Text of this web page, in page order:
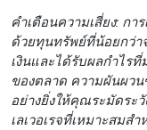
คำเตือนความเสี่ยง: กา
ด้วยทุนทรัพย์ที่น้อยกว่า
เงินและได้รับผลกำไรที่
ของตลาด ความผันผว
อย่างยิ่งให้คุณระมัดระ
เลเวอเรจที่เหมาะสมส